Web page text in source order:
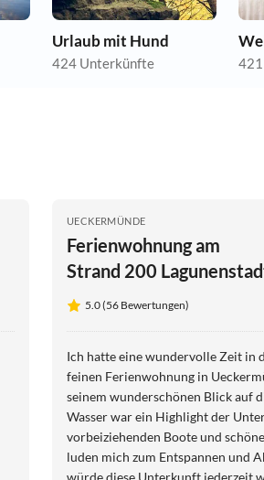
Urlaub mit Hund
424 Unterkünfte
UECKERMÜNDE
Ferienwohnung am
Strand 200
5.0 (56 Bewertungen)
Ich hatte eine wundervolle Zeit in
feinen Ferienwohnung in
seinem wunderschönen Blick auf
Wasser war ein Highlight der
vorbeiziehenden Boote und
luden mich zum Entspannen und
würde diese Unterkunft jederzeit